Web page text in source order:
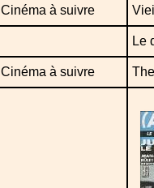
Cinéma à suivre
Le
Cinéma à suivre